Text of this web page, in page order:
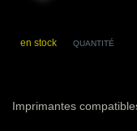
en stock QUANTITÉ
Imprimantes